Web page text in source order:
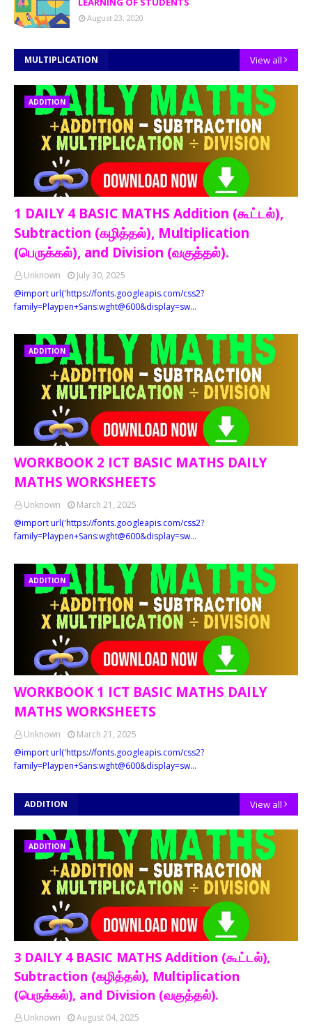
August 23, 2020
MULTIPLICATION View all
ADDITION
1 DAILY 4 BASIC MATHS Addition (கூட்டல்),
Subtraction (கழித்தல்), Multiplication
(பெருக்கல்), and Division (வகுத்தல்).
Unknown
July 30, 2025
@import url('https://fonts.googleapis.com/css2?
family=Playpen+Sans:wght@600&display=sw…
ADDITION
WORKBOOK 2 ICT BASIC MATHS DAILY
MATHS WORKSHEETS
Unknown
March 21, 2025
@import url('https://fonts.googleapis.com/css2?
family=Playpen+Sans:wght@600&display=sw…
ADDITION
WORKBOOK 1 ICT BASIC MATHS DAILY
MATHS WORKSHEETS
Unknown
March 21, 2025
@import url('https://fonts.googleapis.com/css2?
family=Playpen+Sans:wght@600&display=sw…
ADDITION View all
ADDITION
3 DAILY 4 BASIC MATHS Addition (கூட்டல்),
Subtraction (கழித்தல்), Multiplication
(பெருக்கல்), and Division (வகுத்தல்).
Unknown
August 04, 2025